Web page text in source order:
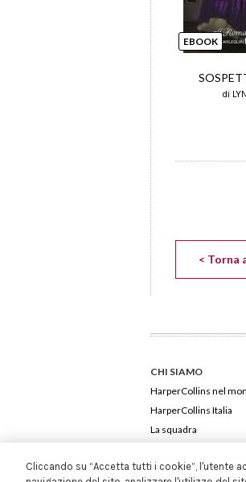
EBOOK
di
< Torna
CHI SIAMO
HarperCollins nel
HarperCollins Italia
La squadra
Cliccando su “Accetta tutti i cookie”, l'utente